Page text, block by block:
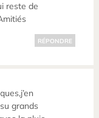
reste de
RÉPONDRE
grands